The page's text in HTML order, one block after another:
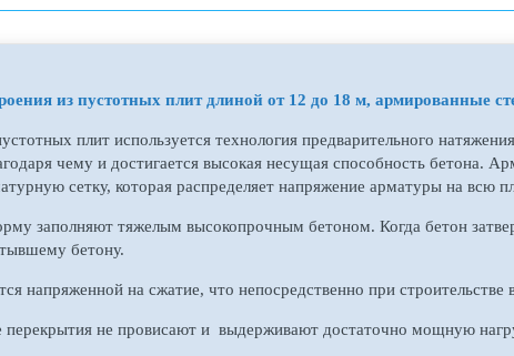
из пустотных плит длиной от 12 до 18 м, армированные
плит используется технология предварительного
чему и достигается высокая несущая способность
сетку, которая распределяет напряжение арматуры на всю
заполняют тяжелым высокопрочным бетоном. Когда бетон
бетону.
напряженной на сжатие, что непосредственно при
не провисают и выдерживают достаточно мощную